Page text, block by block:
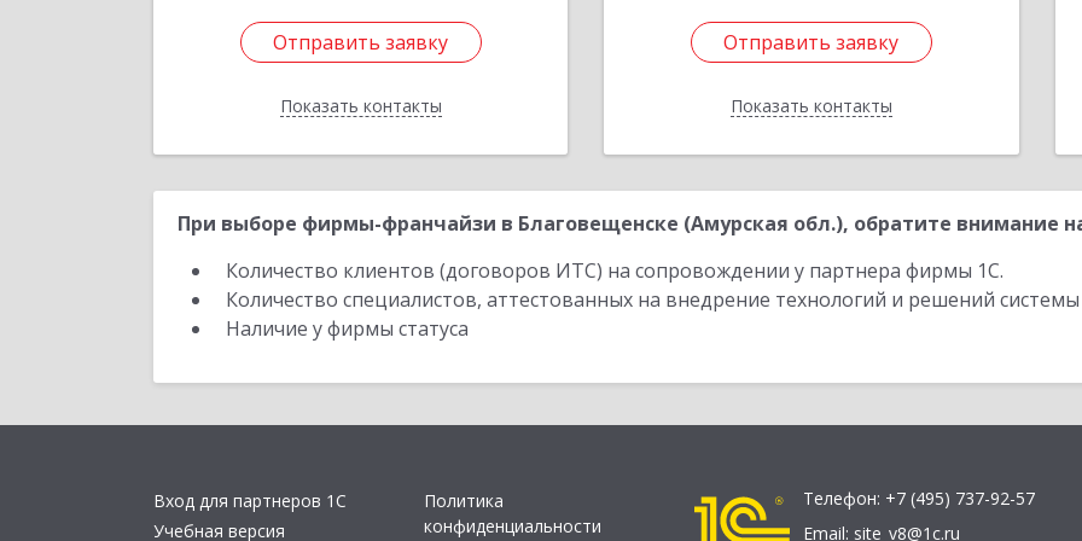
Отправить заявку
Показать контакты
Отправить заявку
Назад
Отправить заявку
Показать контакты
Отправить заявку
Назад
При выборе фирмы-франчайзи в Благовещенске (Амурская обл.), обратите внимание
Количество клиентов (договоров ИТС) на сопровождении у партнера фирмы 1С.
Количество специалистов, аттестованных на внедрение технологий и решений
Наличие у фирмы статуса
Вход для партнеров 1С
Учебная версия
Политика
конфиденциальности
Телефон: +7 (495) 737-92-57
Email: site_v8@1c.ru